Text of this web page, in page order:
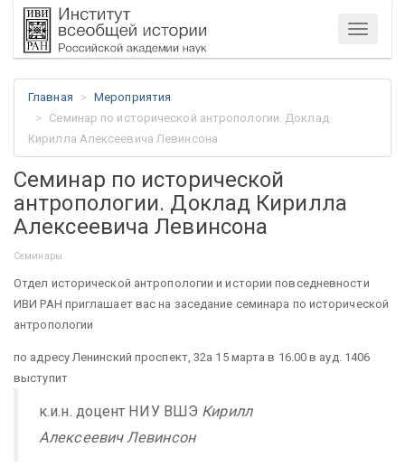
Меню
Главная
Мероприятия
Семинар по исторической антропологии. Доклад
Кирилла Алексеевича Левинсона
Семинар по исторической
антропологии. Доклад Кирилла
Алексеевича Левинсона
Семинары
Отдел исторической антропологии и истории повседневности
ИВИ РАН приглашает вас на заседание семинара по исторической
антропологии
по адресу Ленинский проспект, 32а 15 марта в 16.00 в ауд. 1406
выступит
к.и.н. доцент НИУ ВШЭ Кирилл
Алексеевич Левинсон